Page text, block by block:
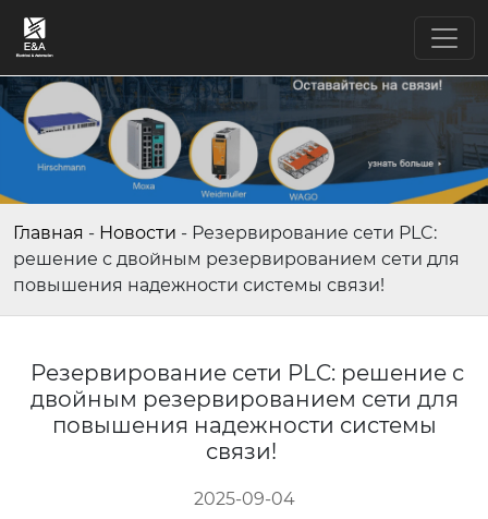
Главная - Новости - Резервирование сети PLC:
решение с двойным резервированием сети для
повышения надежности системы связи!
Резервирование сети PLC: решение с
двойным резервированием сети для
повышения надежности системы
связи!
2025-09-04